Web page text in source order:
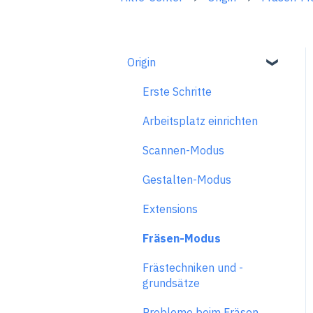
Origin
Erste Schritte
Arbeitsplatz einrichten
Scannen-Modus
Gestalten-Modus
Extensions
Fräsen-Modus
Frästechniken und -
grundsätze